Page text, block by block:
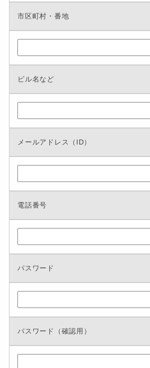
市区町村・番地
ビル名など
メールアドレス（ID）
電話番号
パスワード
パスワード（確認用）